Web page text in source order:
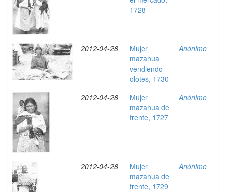
1728
2012-04-28
Mujer
mazahua
vendiendo
olotes, 1730
Anónimo
2012-04-28
Mujer
mazahua de
frente, 1727
Anónimo
2012-04-28
Mujer
mazahua de
frente, 1729
Anónimo